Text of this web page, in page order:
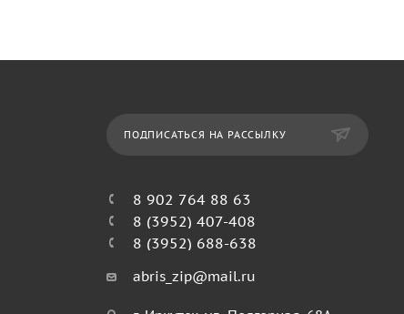
ПОДПИСАТЬСЯ НА РАССЫЛКУ
8 902 764 88 63
8 (3952) 407-408
8 (3952) 688-638
abris_zip@mail.ru